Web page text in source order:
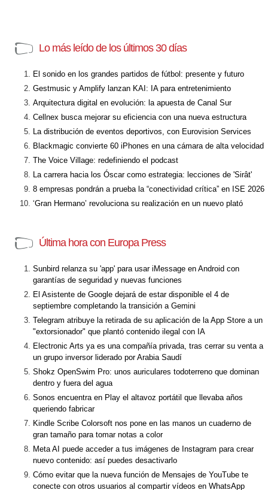
Lo más leído de los últimos 30 días
El sonido en los grandes partidos de fútbol: presente y futuro
Gestmusic y Amplify lanzan KAI: IA para entretenimiento
Arquitectura digital en evolución: la apuesta de Canal Sur
Cellnex busca mejorar su eficiencia con una nueva estructura
La distribución de eventos deportivos, con Eurovision Services
Blackmagic convierte 60 iPhones en una cámara de alta velocidad
The Voice Village: redefiniendo el podcast
La carrera hacia los Óscar como estrategia: lecciones de 'Sirât'
8 empresas pondrán a prueba la “conectividad crítica” en ISE 2026
‘Gran Hermano’ revoluciona su realización en un nuevo plató
Última hora con Europa Press
Sunbird relanza su 'app' para usar iMessage en Android con
garantías de seguridad y nuevas funciones
El Asistente de Google dejará de estar disponible el 4 de
septiembre completando la transición a Gemini
Telegram atribuye la retirada de su aplicación de la App Store a un
"extorsionador" que plantó contenido ilegal con IA
Electronic Arts ya es una compañía privada, tras cerrar su venta a
un grupo inversor liderado por Arabia Saudí
Shokz OpenSwim Pro: unos auriculares todoterreno que dominan
dentro y fuera del agua
Sonos encuentra en Play el altavoz portátil que llevaba años
queriendo fabricar
Kindle Scribe Colorsoft nos pone en las manos un cuaderno de
gran tamaño para tomar notas a color
Meta AI puede acceder a tus imágenes de Instagram para crear
nuevo contenido: así puedes desactivarlo
Cómo evitar que la nueva función de Mensajes de YouTube te
conecte con otros usuarios al compartir vídeos en WhatsApp